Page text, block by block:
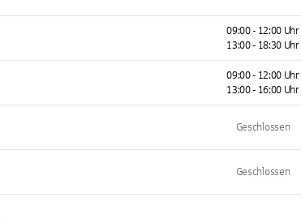
09:00 - 12:00 Uhr
13:00 - 18:30 Uhr
09:00 - 12:00 Uhr
13:00 - 16:00 Uhr
Geschlossen
Geschlossen